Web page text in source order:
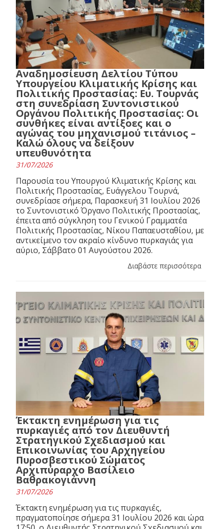
Αναδημοσίευση Δελτίου Τύπου
Υπουργείου Κλιματικής Κρίσης και
Πολιτικής Προστασίας: Ευ. Τουρνάς
στη συνεδρίαση Συντονιστικού
Οργάνου Πολιτικής Προστασίας: Οι
συνθήκες είναι αντίξοες και ο
αγώνας του μηχανισμού τιτάνιος –
Καλώ όλους να δείξουν
υπευθυνότητα
31/07/2026
Παρουσία του Υπουργού Κλιματικής Κρίσης και
Πολιτικής Προστασίας, Ευάγγελου Τουρνά,
συνεδρίασε σήμερα, Παρασκευή 31 Ιουλίου 2026
το Συντονιστικό Όργανο Πολιτικής Προστασίας,
έπειτα από σύγκληση του Γενικού Γραμματέα
Πολιτικής Προστασίας, Νίκου Παπαευσταθίου, με
αντικείμενο τον ακραίο κίνδυνο πυρκαγιάς για
αύριο, Σάββατο 01 Αυγούστου 2026.
Διαβάστε περισσότερα
Έκτακτη ενημέρωση για τις
πυρκαγιές από τον Διευθυντή
Στρατηγικού Σχεδιασμού και
Επικοινωνίας του Αρχηγείου
Πυροσβεστικού Σώματος
Αρχιπύραρχο Βασίλειο
Βαθρακογιάννη
31/07/2026
Έκτακτη ενημέρωση για τις πυρκαγιές,
πραγματοποίησε σήμερα 31 Ιουλίου 2026 και ώρα